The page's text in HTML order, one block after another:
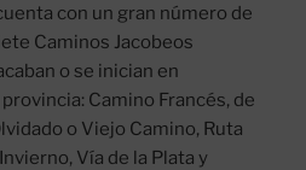
con un gran número de
Caminos Jacobeos
o se inician en
Camino Francés, de
o Viejo Camino, Ruta
Vía de la Plata y